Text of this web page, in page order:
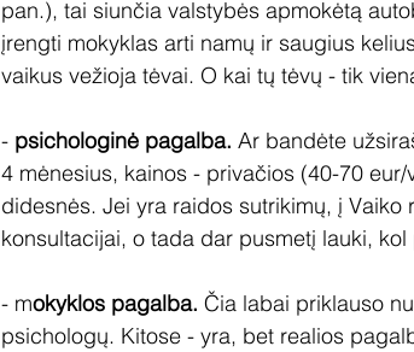
pan.), tai siunčia valstybės apmokėtą
įrengti mokyklas arti namų ir saugius
vaikus vežioja tėvai. O kai tų tėvų - tik
- psichologinė pagalba. Ar bandėte
4 mėnesius, kainos - privačios (40-70
didesnės. Jei yra raidos sutrikimų, į
konsultacijai, o tada dar pusmetį lauki,
- mokyklos pagalba. Čia labai priklauso
psichologų. Kitose - yra, bet realios